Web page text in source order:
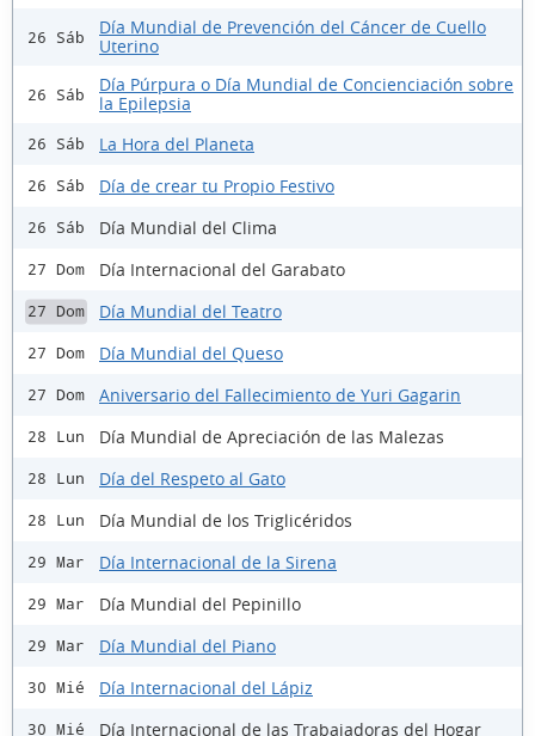
26 Sáb
Día Mundial de Prevención del Cáncer de Cuello
Uterino
26 Sáb
Día Púrpura o Día Mundial de Concienciación sobre
la Epilepsia
26 Sáb La Hora del Planeta
26 Sáb Día de crear tu Propio Festivo
26 Sáb Día Mundial del Clima
27 Dom Día Internacional del Garabato
27 Dom Día Mundial del Teatro
27 Dom Día Mundial del Queso
27 Dom Aniversario del Fallecimiento de Yuri Gagarin
28 Lun Día Mundial de Apreciación de las Malezas
28 Lun Día del Respeto al Gato
28 Lun Día Mundial de los Triglicéridos
29 Mar Día Internacional de la Sirena
29 Mar Día Mundial del Pepinillo
29 Mar Día Mundial del Piano
30 Mié Día Internacional del Lápiz
30 Mié Día Internacional de las Trabajadoras del Hogar